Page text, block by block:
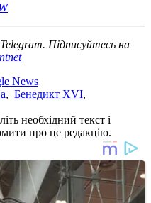
Підписуйтесь на
News
, Бенедикт XVI,
необхідний текст і
про це редакцію.